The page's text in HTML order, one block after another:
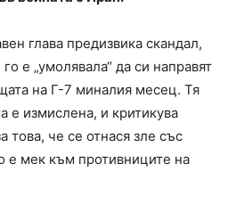
глава предизвика скандал,
е „умолявала“ да си направят
на Г-7 миналия месец. Тя
е измислена, и критикува
това, че се отнася зле със
е мек към противниците на